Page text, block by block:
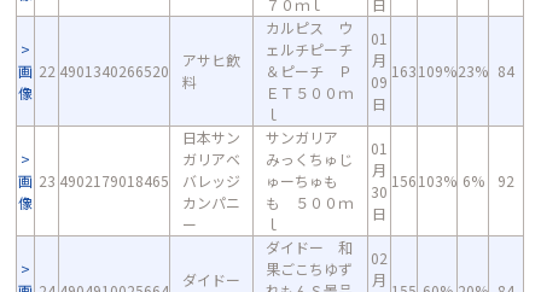
７０ｍｌ
日
画
像
22 4901340266520
アサヒ飲
料
カルピス ウ
ェルチピーチ
＆ピーチ Ｐ
ＥＴ５００ｍ
ｌ
01
月
09
日
163109%23% 84
画
像
23 4902179018465
日本サン
ガリアベ
バレッジ
カンパニ
ー
サンガリア
みっくちゅじ
ゅーちゅも
も ５００ｍ
ｌ
01
月
30
日
156103% 6% 92
ダイドー
ダイドー 和
果ごこちゆず
02
月